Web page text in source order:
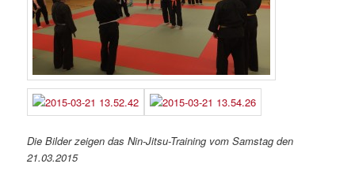
Die Bilder zeigen das Nin-Jitsu-Training vom Samstag den
21.03.2015